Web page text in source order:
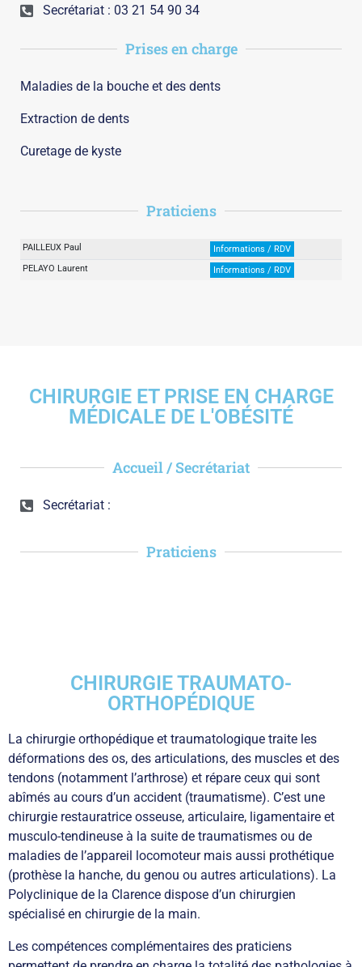
Secrétariat : 03 21 54 90 34
Prises en charge
Maladies de la bouche et des dents
Extraction de dents
Curetage de kyste
Praticiens
PAILLEUX Paul
Informations / RDV
PELAYO Laurent
Informations / RDV
CHIRURGIE ET PRISE EN CHARGE
MÉDICALE DE L'OBÉSITÉ
Accueil / Secrétariat
Secrétariat :
Praticiens
CHIRURGIE TRAUMATO-
ORTHOPÉDIQUE
La chirurgie orthopédique et traumatologique traite les
déformations des os, des articulations, des muscles et des
tendons (notamment l’arthrose) et répare ceux qui sont
abîmés au cours d’un accident (traumatisme). C’est une
chirurgie restauratrice osseuse, articulaire, ligamentaire et
musculo-tendineuse à la suite de traumatismes ou de
maladies de l’appareil locomoteur mais aussi prothétique
(prothèse la hanche, du genou ou autres articulations). La
Polyclinique de la Clarence dispose d’un chirurgien
spécialisé en chirurgie de la main.
Les compétences complémentaires des praticiens